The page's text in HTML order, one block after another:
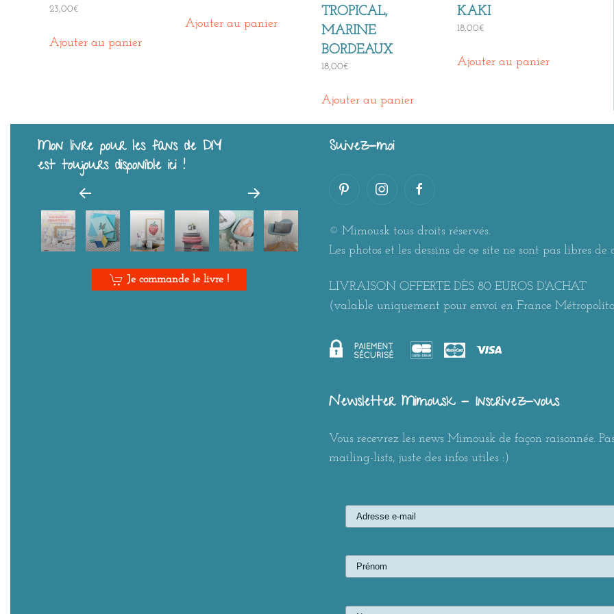
23,00€
Ajouter au panier
Ajouter au panier
TROPICAL,
MARINE
BORDEAUX
18,00€
Ajouter au panier
KAKI
18,00€
Ajouter au panier
Mon livre pour les fans de DIY
est toujours disponible ici !
Je commande le livre !
Suivez-moi
© Mimousk tous droits réservés.
Les photos et les dessins de ce site ne sont pas libres de
LIVRAISON OFFERTE DÈS 80 EUROS D'ACHAT
(valable uniquement pour envoi en France
Newsletter Mimousk - Inscrivez-vous
Vous recevrez les news Mimousk de façon raisonnée.
mailing-lists, juste des infos utiles :)